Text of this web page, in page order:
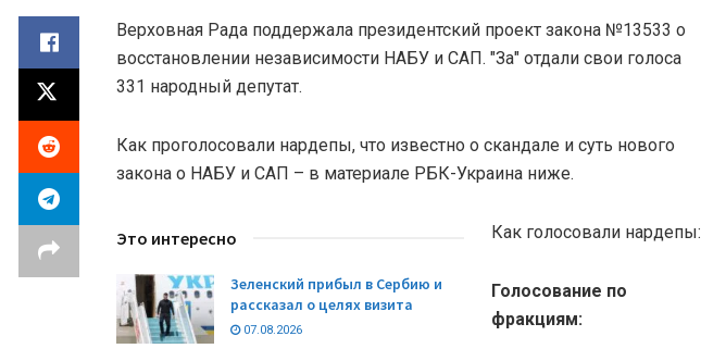
Верховная Рада поддержала президентский проект закона №13533 о
восстановлении независимости НАБУ и САП. "За" отдали свои голоса
331 народный депутат.
Как проголосовали нардепы, что известно о скандале и суть нового
закона о НАБУ и САП – в материале РБК-Украина ниже.
Это интересно
Зеленский прибыл в Сербию и
рассказал о целях визита
07.08.2026
Как голосовали нардепы:
Голосование по
фракциям: